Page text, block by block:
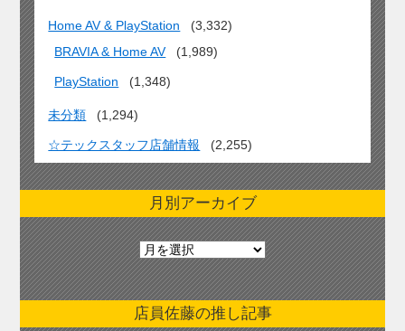
Home AV & PlayStation
(3,332)
BRAVIA & Home AV
(1,989)
PlayStation (1,348)
未分類 (1,294)
☆テックスタッフ店舗情報 (2,255)
月別アーカイブ
月
別
ア
ー
カ店員佐藤の推し記事